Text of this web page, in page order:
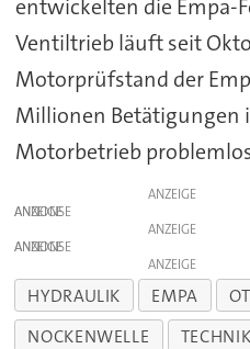
entwickelten die Empa-
Ventiltrieb läuft seit
Motorprüfstand der
Millionen Betätigungen
Motorbetrieb
ANZEIGE
ANZEIGE
ANZEIGE
ANZEIGE
ANZEIGE
HYDRAULIK EMPA
NOCKENWELLE
TECHNIK